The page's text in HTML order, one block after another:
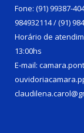
Fone: (91) 99387-
984932114 / (91)
Horário de
13:00hs
E-mail: